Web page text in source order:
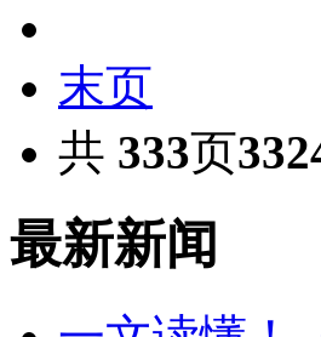
末页
共 333页
最新新闻